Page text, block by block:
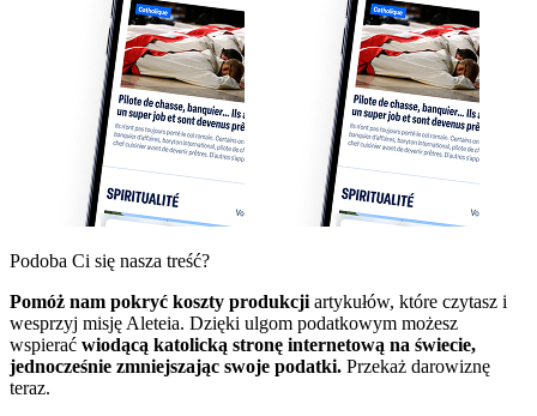
Podoba Ci się nasza treść?
Pomóż nam pokryć koszty produkcji artykułów, które czytasz i
wesprzyj misję Aleteia. Dzięki ulgom podatkowym możesz
wspierać wiodącą katolicką stronę internetową na świecie,
jednocześnie zmniejszając swoje podatki. Przekaż darowiznę
teraz.